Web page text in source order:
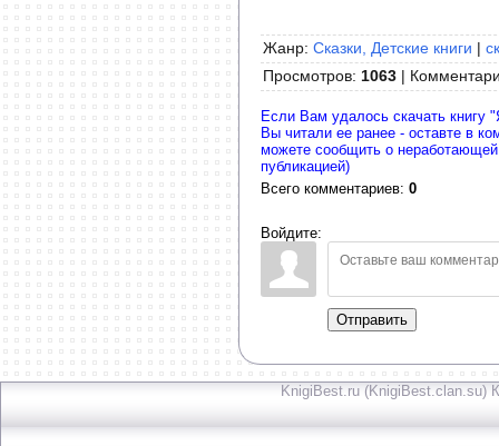
Жанр: Сказки, Детские книги |
Просмотров: 1063 |
Если Вам удалось скачать книгу
Вы читали ее ранее - оставте в
можете сообщить о
публикацией)
Всего комментариев: 0
Войдите:
Отправить
KnigiBest.ru (KnigiBest.clan.su)